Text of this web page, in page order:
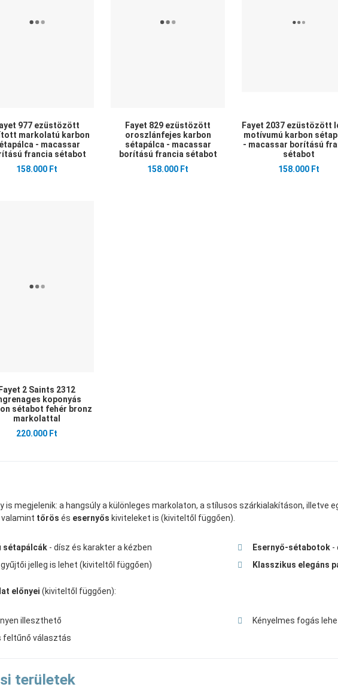
977 ezüstözött
markolatú karbon
- macassar
francia sétabot
158.000 Ft
Fayet 829 ezüstözött
oroszlánfejes karbon
sétapálca - macassar
borítású francia sétabot
158.000 Ft
Fayet 2037 ezüstözött
motívumú karbon
- macassar borítású
sétabot
158.000 Ft
Fayet 2 Saints 2312
koponyás
sétabot fehér bronz
markolattal
220.000 Ft
megjelenik: a hangsúly a különleges markolaton, a stílusos szárkialakításon, illetve
tőrös és esernyős kiviteleket is (kiviteltől függően).
sétapálcák - dísz és karakter a kézben
jelleg is lehet (kiviteltől függően)
Esernyő-sétabotok -
Klasszikus elegáns
előnyei (kiviteltől függően):
illeszthető
feltűnő választás
Kényelmes fogás
területek